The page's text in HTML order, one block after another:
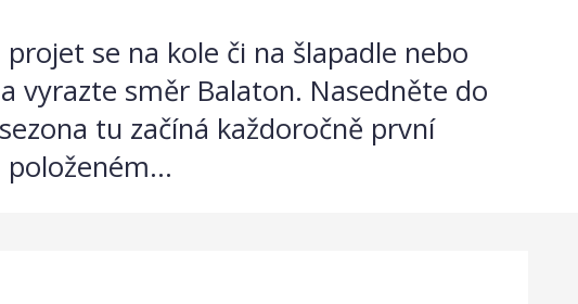
se na kole či na šlapadle nebo
vyrazte směr Balaton. Nasedněte do
tu začíná každoročně první